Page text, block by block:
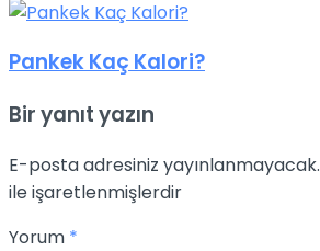
Pankek Kaç Kalori?
Bir yanıt yazın
E-posta adresiniz yayınlanmayacak.
ile işaretlenmişlerdir
Yorum *